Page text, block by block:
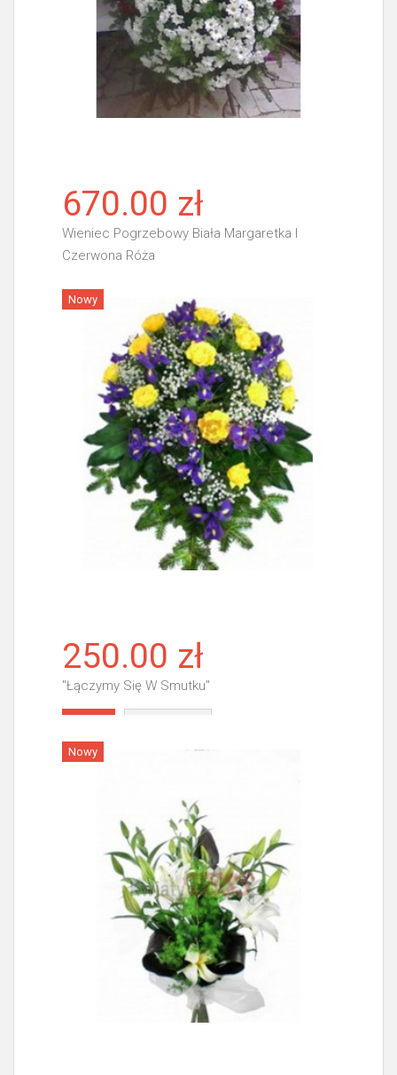
670.00 zł
Wieniec Pogrzebowy Biała Margaretka I
Czerwona Róża
Więcej
Nowy
250.00 zł
"Łączymy Się W Smutku"
Nowy